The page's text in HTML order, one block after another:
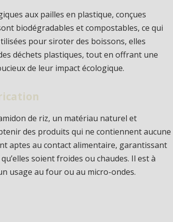
aux pailles en plastique, conçues
biodégradables et compostables, ce qui
pour siroter des boissons, elles
déchets plastiques, tout en offrant une
de leur impact écologique.
de riz, un matériau naturel et
des produits qui ne contiennent aucune
aptes au contact alimentaire, garantissant
soient froides ou chaudes. Il est à
usage au four ou au micro-ondes.